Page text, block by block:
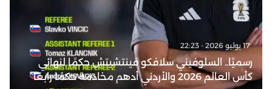
17 يوليو 2026 - 22:23
رسميًا.. السلوفيني سلافكو فينتشيتش حكمًا لنهائي
كأس العالم 2026 والأردني أدهم مخادمة حكمًا رابعًا